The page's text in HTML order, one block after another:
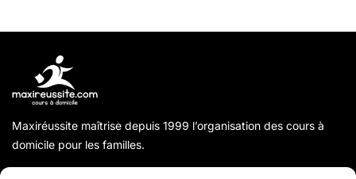
Maxiréussite maîtrise depuis 1999 l’organisation des cours à
domicile pour les familles.